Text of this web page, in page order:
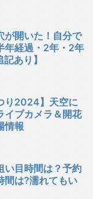
が開いた！自分で
年経過・2年・2年
あり】
り2024】天空に
イブカメラ＆開花
情報
い目時間は？予約
間は?濡れてもい